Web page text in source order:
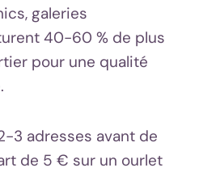
galeries
40-60 % de plus
pour une qualité
3 adresses avant de
de 5 € sur un ourlet